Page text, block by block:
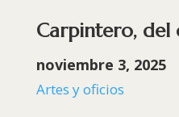
Carpintero,
noviembre 3, 2025
Artes y oficios